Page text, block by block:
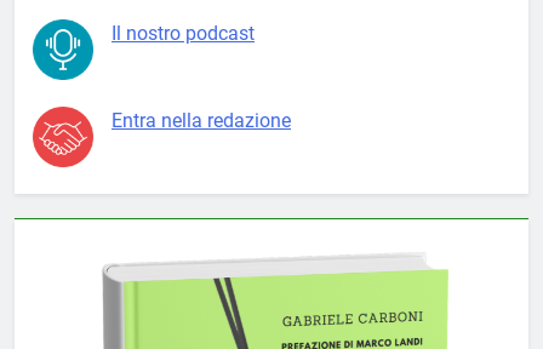
Il nostro podcast
Entra nella redazione